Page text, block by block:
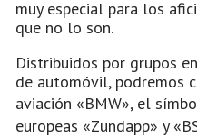
muy especial para los
que no lo son.
Distribuidos por grupos
de automóvil, podremos
aviación «BMW», el
europeas «Zundapp» y